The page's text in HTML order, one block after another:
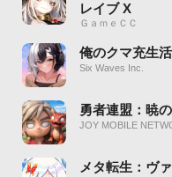
レイブ X
ＧａｍｅＣＣ
俺のクマ充生
Six Waves Inc.
勇者連盟：暁
JOY MOBILE
メタ転生：ヴ